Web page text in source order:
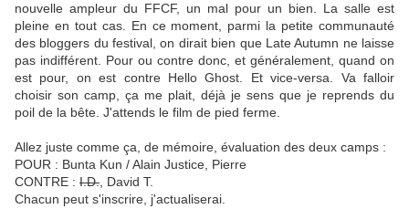
nouvelle ampleur du FFCF, un mal pour un bien. La salle est
pleine en tout cas. En ce moment, parmi la petite communauté
des bloggers du festival, on dirait bien que Late Autumn ne laisse
pas indifférent. Pour ou contre donc, et généralement, quand on
est pour, on est contre Hello Ghost. Et vice-versa. Va falloir
choisir son camp, ça me plait, déjà je sens que je reprends du
poil de la bête. J'attends le film de pied ferme.
Allez juste comme ça, de mémoire, évaluation des deux camps :
POUR : Bunta Kun / Alain Justice, Pierre
CONTRE : I.D. , David T.
Chacun peut s'inscrire, j'actualiserai.